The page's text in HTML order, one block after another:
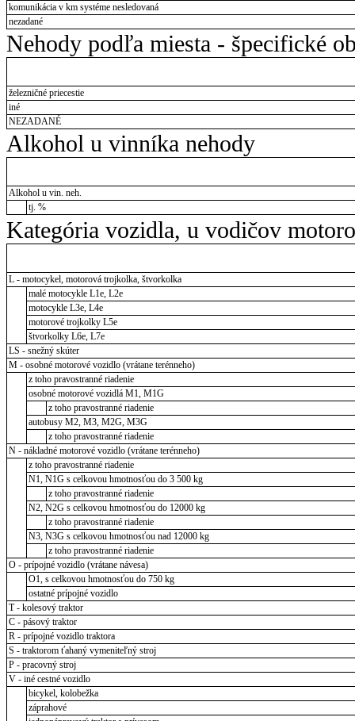
komunikácia v km systéme nesledovaná
nezadané
Nehody podľa miesta - špecifické
železničné priecestie
iné
NEZADANÉ
Alkohol u vinníka nehody
Alkohol u vin. neh.
tj. %
Kategória vozidla, u vodičov
L - motocykel, motorová trojkolka, štvorkolka
malé motocykle L1e, L2e
motocykle L3e, L4e
motorové trojkolky L5e
štvorkolky L6e, L7e
LS - snežný skúter
M - osobné motorové vozidlo (vrátane terénneho)
z toho pravostranné riadenie
osobné motorové vozidlá M1, M1G
z toho pravostranné riadenie
autobusy M2, M3, M2G, M3G
z toho pravostranné riadenie
N - nákladné motorové vozidlo (vrátane terénneho)
z toho pravostranné riadenie
N1, N1G s celkovou hmotnosťou do 3 500 kg
z toho pravostranné riadenie
N2, N2G s celkovou hmotnosťou do 12000 kg
z toho pravostranné riadenie
N3, N3G s celkovou hmotnosťou nad 12000 kg
z toho pravostranné riadenie
O - prípojné vozidlo (vrátane návesa)
O1, s celkovou hmotnosťou do 750 kg
ostatné prípojné vozidlo
T - kolesový traktor
C - pásový traktor
R - prípojné vozidlo traktora
S - traktorom ťahaný vymeniteľný stroj
P - pracovný stroj
V - iné cestné vozidlo
bicykel, kolobežka
záprahové